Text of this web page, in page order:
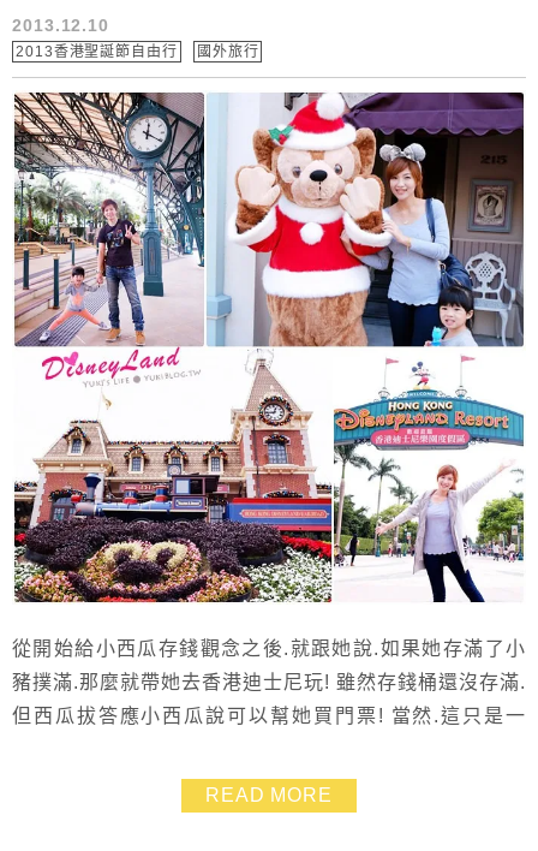
2013.12.10
2013香港聖誕節自由行 國外旅行
從開始給小西瓜存錢觀念之後.就跟她說.如果她存滿了小
豬撲滿.那麼就帶她去香港迪士尼玩! 雖然存錢桶還沒存滿.
但西瓜拔答應小西瓜說可以幫她買門票! 當然.這只是一
滿足更深刻的甜美回憶!! 這次我們香港自由行的一大重點.
就是在完成這個夢想~ 來去香港迪士尼玩囉!!
READ MORE